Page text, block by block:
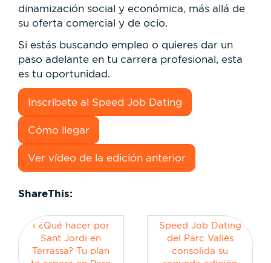
dinamización social y económica, más allá de
su oferta comercial y de ocio.
Si estás buscando empleo o quieres dar un
paso adelante en tu carrera profesional, esta
es tu oportunidad.
Inscríbete al Speed Job Dating
Cómo llegar
Ver vídeo de la edición anterior
ShareThis:
‹ ¿Qué hacer por
Sant Jordi en
Terrassa? Tu plan
Speed Job Dating
del Parc Vallès
consolida su